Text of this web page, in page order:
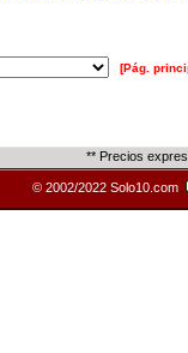
[Pág.
** Precios
© 2002/2022 Solo10.com